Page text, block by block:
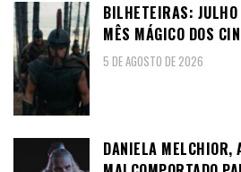
BILHETEIRAS:
MÊS MÁGICO DOS
5 DE AGOSTO DE 2026
DANIELA MELCHIOR,